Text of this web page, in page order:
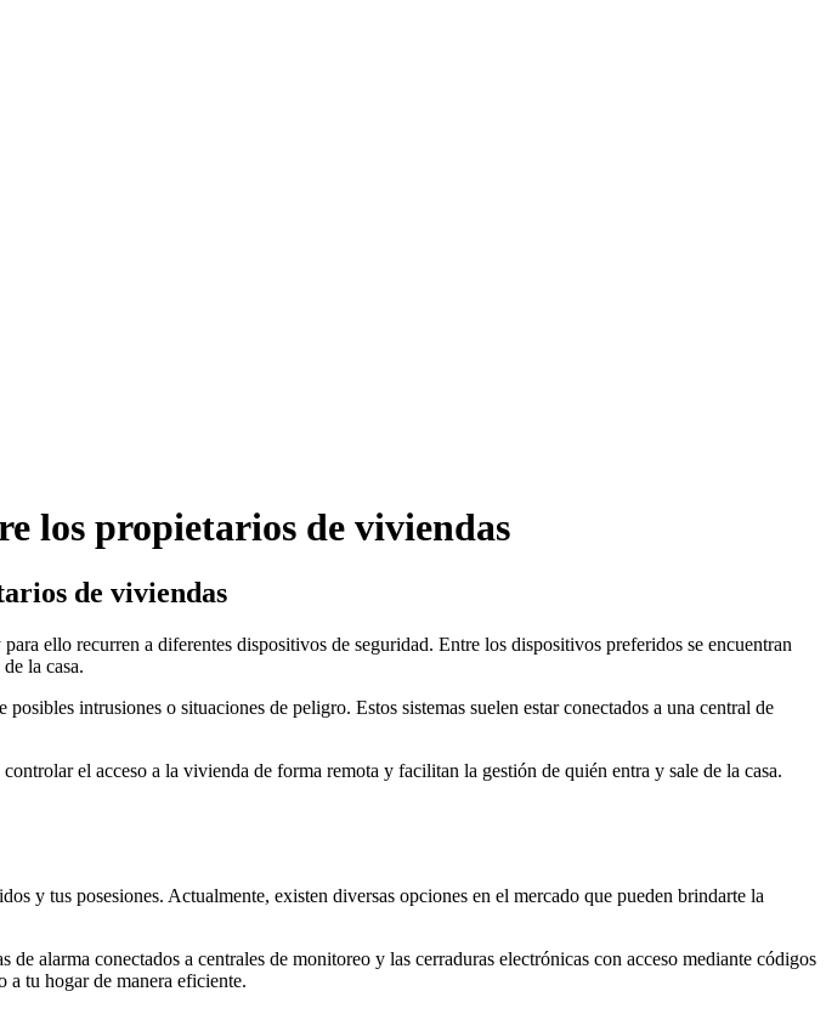
los propietarios de viviendas
de viviendas
ello recurren a diferentes dispositivos de seguridad. Entre los dispositivos preferidos se encuentran
la casa.
intrusiones o situaciones de peligro. Estos sistemas suelen estar conectados a una central de
el acceso a la vivienda de forma remota y facilitan la gestión de quién entra y sale de la casa.
y tus posesiones. Actualmente, existen diversas opciones en el mercado que pueden brindarte la
alarma conectados a centrales de monitoreo y las cerraduras electrónicas con acceso mediante códigos
a tu hogar de manera eficiente.